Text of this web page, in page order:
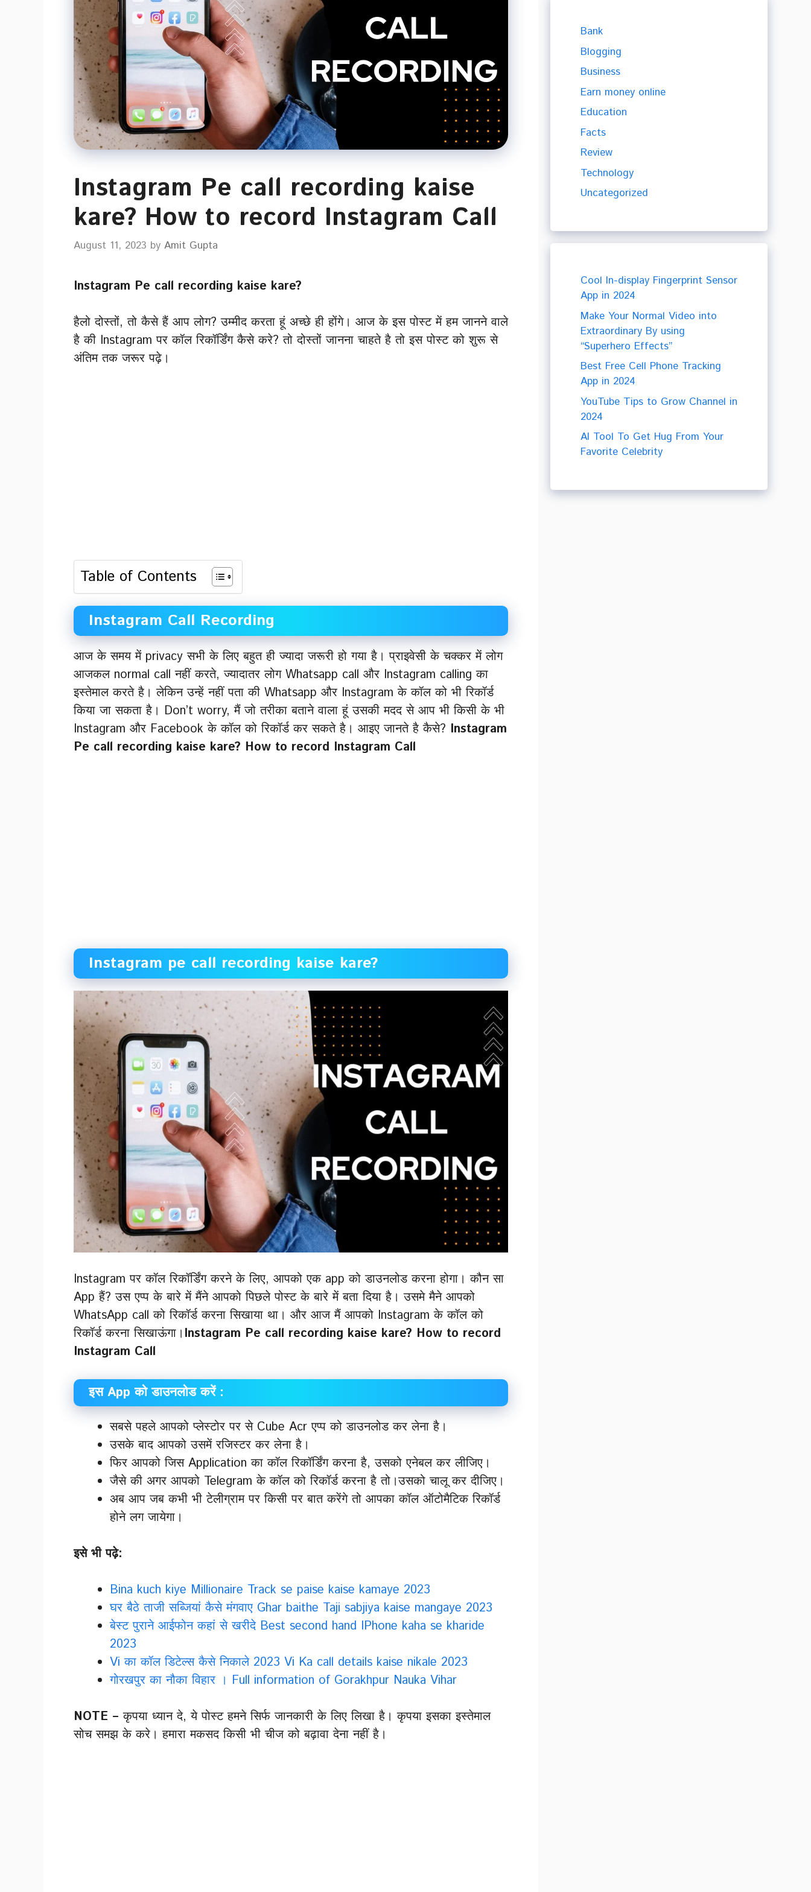
Instagram Pe call recording kaise
kare? How to record Instagram Call
August 11, 2023 by Amit Gupta
Instagram Pe call recording kaise kare?
हैलो दोस्तों, तो कैसे हैं आप लोग? उम्मीद करता हूं अच्छे ही होंगे। आज के इस पोस्ट में हम जानने वाले
है की Instagram पर कॉल रिकॉर्डिंग कैसे करे? तो दोस्तों जानना चाहते है तो इस पोस्ट को शुरू से
अंतिम तक जरूर पढ़े।
Table of Contents
Instagram Call Recording
आज के समय में privacy सभी के लिए बहुत ही ज्यादा जरूरी हो गया है। प्राइवेसी के चक्कर में लोग
आजकल normal call नहीं करते, ज्यादातर लोग Whatsapp call और Instagram calling का
इस्तेमाल करते है। लेकिन उन्हें नहीं पता की Whatsapp और Instagram के कॉल को भी रिकॉर्ड
किया जा सकता है। Don’t worry, मैं जो तरीका बताने वाला हूं उसकी मदद से आप भी किसी के भी
Instagram और Facebook के कॉल को रिकॉर्ड कर सकते है। आइए जानते है कैसे? Instagram
Pe call recording kaise kare? How to record Instagram Call
Instagram pe call recording kaise kare?
Instagram पर कॉल रिकॉर्डिंग करने के लिए, आपको एक app को डाउनलोड करना होगा। कौन सा
App हैं? उस एप्प के बारे में मैंने आपको पिछले पोस्ट के बारे में बता दिया है। उसमे मैने आपको
WhatsApp call को रिकॉर्ड करना सिखाया था। और आज मैं आपको Instagram के कॉल को
रिकॉर्ड करना सिखाऊंगा। Instagram Pe call recording kaise kare? How to record
Instagram Call
इस App को डाउनलोड करें :
सबसे पहले आपको प्लेस्टोर पर से Cube Acr एप्प को डाउनलोड कर लेना है।
उसके बाद आपको उसमें रजिस्टर कर लेना है।
फिर आपको जिस Application का कॉल रिकॉर्डिंग करना है, उसको एनेबल कर लीजिए।
जैसे की अगर आपको Telegram के कॉल को रिकॉर्ड करना है तो।उसको चालू कर दीजिए।
अब आप जब कभी भी टेलीग्राम पर किसी पर बात करेंगे तो आपका कॉल ऑटोमैटिक रिकॉर्ड
होने लग जायेगा।
इसे भी पढ़े:
Bina kuch kiye Millionaire Track se paise kaise kamaye 2023
घर बैठे ताजी सब्जियां कैसे मंगवाए Ghar baithe Taji sabjiya kaise mangaye 2023
बेस्ट पुराने आईफोन कहां से खरीदे Best second hand IPhone kaha se kharide
2023
Vi का कॉल डिटेल्स कैसे निकाले 2023 Vi Ka call details kaise nikale 2023
गोरखपुर का नौका विहार । Full information of Gorakhpur Nauka Vihar
NOTE –कृपया ध्यान दे, ये पोस्ट हमने सिर्फ जानकारी के लिए लिखा है। कृपया इसका इस्तेमाल
सोच समझ के करे। हमारा मकसद किसी भी चीज को बढ़ावा देना नहीं है।
Bank
Blogging
Business
Earn money online
Education
Facts
Review
Technology
Uncategorized
Cool In-display Fingerprint Sensor
App in 2024
Make Your Normal Video into
Extraordinary By using
“Superhero Effects”
Best Free Cell Phone Tracking
App in 2024
YouTube Tips to Grow Channel in
2024
AI Tool To Get Hug From Your
Favorite Celebrity